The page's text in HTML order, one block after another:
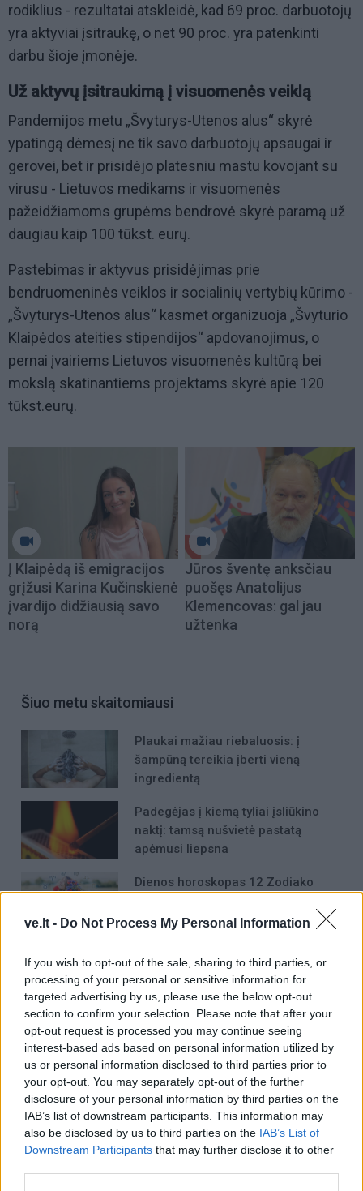
ve.lt - Do Not Process My Personal Information
If you wish to opt-out of the sale, sharing to third parties, or
processing of your personal or sensitive information for
targeted advertising by us, please use the below opt-out
section to confirm your selection. Please note that after your
opt-out request is processed you may continue seeing
interest-based ads based on personal information utilized by
us or personal information disclosed to third parties prior to
your opt-out. You may separately opt-out of the further
disclosure of your personal information by third parties on the
IAB’s list of downstream participants. This information may
also be disclosed by us to third parties on the IAB’s List of
Downstream Participants that may further disclose it to other
rodiklius - rezultatai atskleidė, kad 69 proc. darbuotojų
yra aktyviai įsitraukę, o net 90 proc. yra patenkinti
darbu šioje įmonėje.
Už aktyvų įsitraukimą į visuomenės veiklą
Pandemijos metu „Švyturys-Utenos alus“ skyrė
ypatingą dėmesį ne tik savo darbuotojų apsaugai ir
gerovei, bet ir prisidėjo platesniu mastu kovojant su
virusu - Lietuvos medikams ir visuomenės
pažeidžiamoms grupėms bendrovė skyrė paramą už
daugiau kaip 100 tūkst. eurų.
Pastebimas ir aktyvus prisidėjimas prie
bendruomeninės veiklos ir socialinių vertybių kūrimo -
„Švyturys-Utenos alus“ kasmet organizuoja „Švyturio
Klaipėdos ateities stipendijos“ apdovanojimus, o
pernai įvairiems Lietuvos visuomenės kultūrą bei
mokslą skatinantiems projektams skyrė apie 120
tūkst.eurų.
Į Klaipėdą iš emigracijos
grįžusi Karina Kučinskienė
įvardijo didžiausią savo
norą
Jūros šventę anksčiau
puošęs Anatolijus
Klemencovas: gal jau
užtenka
Šiuo metu skaitomiausi
Plaukai mažiau riebaluosis: į
šampūną tereikia įberti vieną
ingredientą
Padegėjas į kiemą tyliai įsliūkino
naktį: tamsą nušvietė pastatą
apėmusi liepsna
Dienos horoskopas 12 Zodiako
tai, kas nebeveikia
Raktažodžiai Švyturio alus
Komentarai
Rašyti komentarą